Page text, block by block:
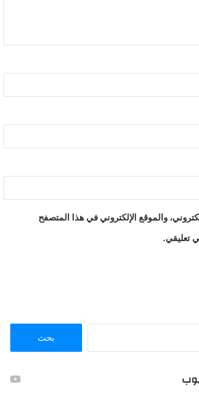
والموقع الإلكتروني في هذا المتصفح
تعليقي.